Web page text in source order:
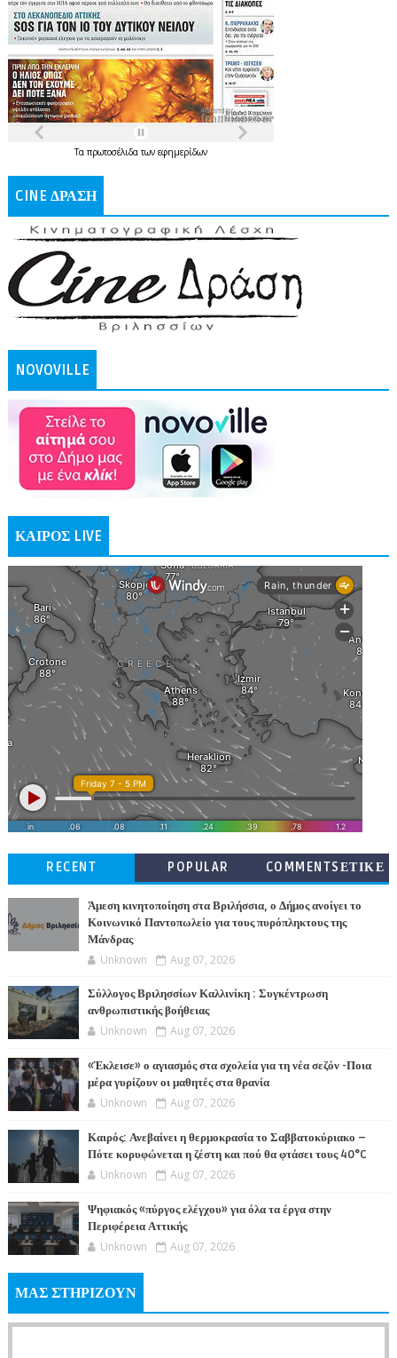
Τα πρωτοσέλιδατων εφημερίδων
CINE ΔΡΑΣΗ
NOVOVILLE
ΚΑΙΡΟΣ LIVE
RECENT POPULAR
COMMENTSΕΤΙΚΕ
Άμεση κινητοποίηση στα Βριλήσσια, ο Δήμος ανοίγει το
Κοινωνικό Παντοπωλείο για τους πυρόπληκτους της
Μάνδρας
Unknown Aug 07, 2026
Σύλλογος Βριλησσίων Καλλινίκη : Συγκέντρωση
ανθρωπιστικής βοήθειας
Unknown Aug 07, 2026
«Έκλεισε» ο αγιασμός στα σχολεία για τη νέα σεζόν -Ποια
μέρα γυρίζουν οι μαθητές στα θρανία
Unknown Aug 07, 2026
Καιρός: Ανεβαίνει η θερμοκρασία το Σαββατοκύριακο –
Πότε κορυφώνεται η ζέστη και πού θα φτάσει τους 40°C
Unknown Aug 07, 2026
Ψηφιακός «πύργος ελέγχου» για όλα τα έργα στην
Περιφέρεια Αττικής
Unknown Aug 07, 2026
ΜΑΣ ΣΤΗΡΙΖΟΥΝ